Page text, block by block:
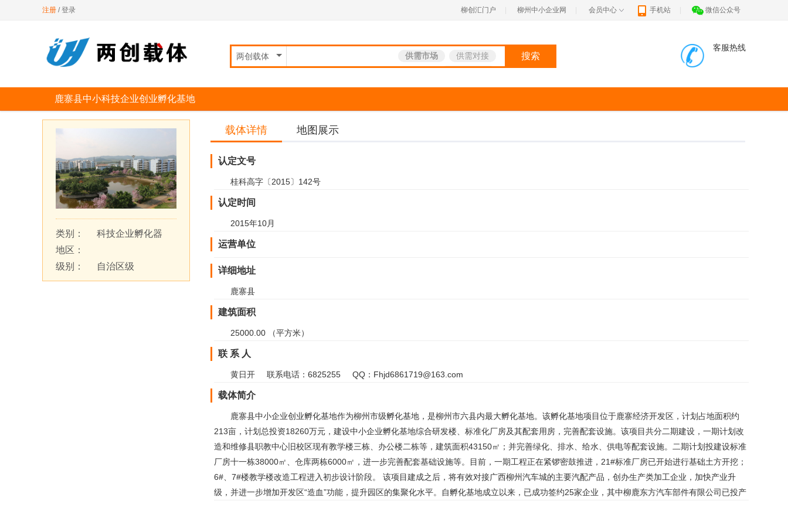
注册 /登录 柳创汇门户 柳州中小企业网 会员中心 手机站 微信公众号
两创载体
客服热线
两创载体
供需对接
供需市场
鹿寨县中小科技企业创业孵化基地
类别：
科技企业孵化器
地区：
级别：
自治区级
载体详情 地图展示
认定文号
桂科高字〔2015〕142号
认定时间
2015年10月
运营单位
详细地址
鹿寨县
建筑面积
25000.00 （平方米）
联 系 人
黄日开 联系电话：6825255 QQ：Fhjd6861719@163.com
载体简介
鹿寨县中小企业创业孵化基地作为柳州市级孵化基地，是柳州市六县内最大孵化基地。该孵化基地项目位于鹿寨经济开发区，计划占地面积约
213亩，计划总投资18260万元，建设中小企业孵化基地综合研发楼、标准化厂房及其配套用房，完善配套设施。该项目共分二期建设，一期计划改
造和维修县职教中心旧校区现有教学楼三栋、办公楼二栋等，建筑面积43150㎡；并完善绿化、排水、给水、供电等配套设施。二期计划投建设标准
厂房十一栋38000㎡、仓库两栋6000㎡，进一步完善配套基础设施等。目前，一期工程正在紧锣密鼓推进，21#标准厂房已开始进行基础土方开挖；
6#、7#楼教学楼改造工程进入初步设计阶段。 该项目建成之后，将有效对接广西柳州汽车城的主要汽配产品，创办生产类加工企业，加快产业升
级，并进一步增加开发区“造血”功能，提升园区的集聚化水平。自孵化基地成立以来，已成功签约25家企业，其中柳鹿东方汽车部件有限公司已投产